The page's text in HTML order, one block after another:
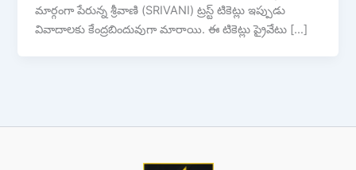
మార్గంగా పేరున్న శ్రీవాణి (SRIVANI) ట్రస్ట్ టికెట్లు ఇప్పుడు
వివాదాలకు కేంద్రబిందువుగా మారాయి. ఈ టికెట్లు ప్రైవేటు […]